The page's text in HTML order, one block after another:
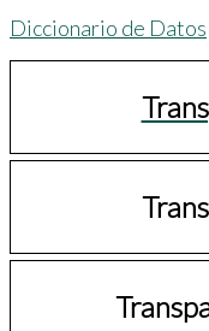
Diccionario de Datos